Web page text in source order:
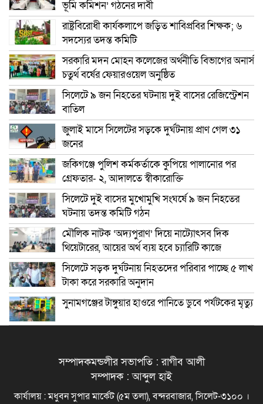
ভূমি কমিশন’ গঠনের দাবী
রাষ্ট্রবিরোধী কার্যকলাপে জড়িত শাবিপ্রবির শিক্ষক; ৬
সদস্যের তদন্ত কমিটি
সরকারি মদন মোহন কলেজের অর্থনীতি বিভাগের অনার্স
চতুর্থ বর্ষের ফেয়ারওয়েল অনুষ্ঠিত
সিলেটে ৯ জন নিহতের ঘটনায় দুই বাসের রেজিস্ট্রেশন
বাতিল
জুলাই মাসে সিলেটের সড়কে দুর্ঘটনায় প্রাণ গেল ৩১
জনের
জকিগঞ্জে পুলিশ কর্মকর্তাকে কুপিয়ে পালানোর পর
গ্রেফতার- ২, আদালতে স্বীকারোক্তি
সিলেটে দুই বাসের মুখোমুখি সংঘর্ষে ৯ জন নিহতের
ঘটনায় তদন্ত কমিটি গঠন
মৌলিক নাটক ‘অদ্যপুরাণ’ দিয়ে নাট্যোৎসব দিক
থিয়েটারের, আয়ের অর্থ ব্যয় হবে চ্যারিটি কাজে
সিলেটে সড়ক দুর্ঘটনায় নিহতদের পরিবার পাচ্ছে ৫ লাখ
টাকা করে সরকারি অনুদান
সুনামগঞ্জের টাঙ্গুয়ার হাওরে পানিতে ডুবে পর্যটকের মৃত্যু
সম্পাদকমন্ডলীর সভাপতি : রাগীব আলী
সম্পাদক : আব্দুল হাই
কার্যালয় : মধুবন সুপার মার্কেট (৫ম তলা), বন্দরবাজার, সিলেট-৩১০০ ।